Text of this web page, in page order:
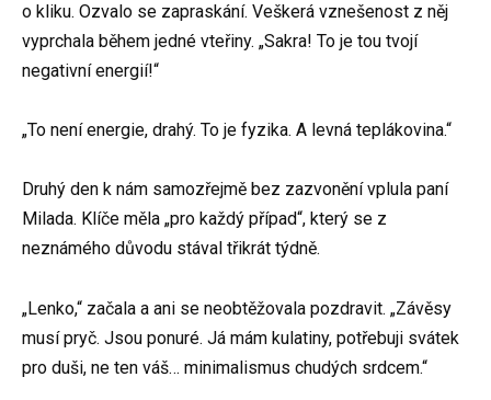
o kliku. Ozvalo se zapraskání. Veškerá vznešenost z něj
vyprchala během jedné vteřiny. „Sakra! To je tou tvojí
negativní energií!“
„To není energie, drahý. To je fyzika. A levná teplákovina.“
Druhý den k nám samozřejmě bez zazvonění vplula paní
Milada. Klíče měla „pro každý případ“, který se z
neznámého důvodu stával třikrát týdně.
„Lenko,“ začala a ani se neobtěžovala pozdravit. „Závěsy
musí pryč. Jsou ponuré. Já mám kulatiny, potřebuji svátek
pro duši, ne ten váš… minimalismus chudých srdcem.“